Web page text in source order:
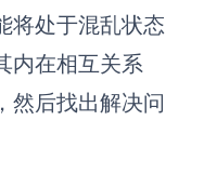
将处于混乱状态
内在相互关系
然后找出解决问